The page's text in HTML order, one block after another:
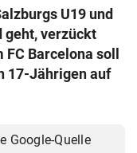
U19 und
geht, verzückt
Barcelona soll
17-Jährigen auf
Google-Quelle